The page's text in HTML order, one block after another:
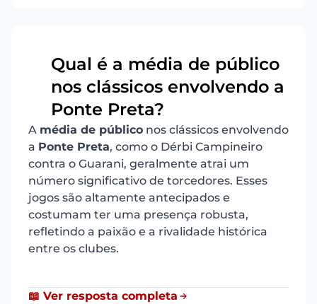
Qual é a média de público
nos clássicos envolvendo a
Ponte Preta?
A média de público nos clássicos envolvendo
a Ponte Preta, como o Dérbi Campineiro
contra o Guarani, geralmente atrai um
número significativo de torcedores. Esses
jogos são altamente antecipados e
costumam ter uma presença robusta,
refletindo a paixão e a rivalidade histórica
entre os clubes.
📖 Ver resposta completa